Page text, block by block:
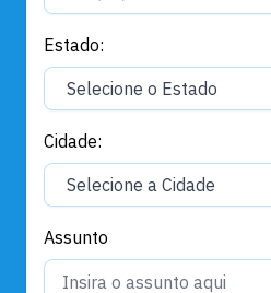
Estado:
Cidade:
Assunto